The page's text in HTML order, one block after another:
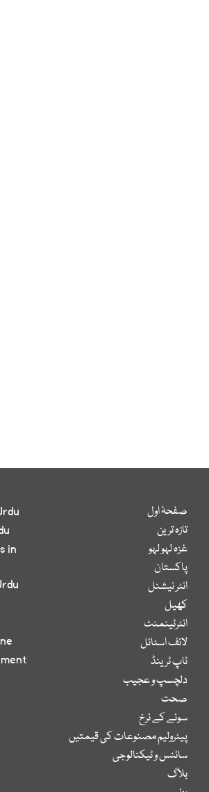
صفحۂ اول
تازہ ترین
غزہ لہو لہو
پاکستان
انٹر نیشنل
کھیل
انٹرٹینمنٹ
لائف اسٹائل
ٹاپ ٹرینڈ
دلچسپ و عجیب
صحت
سونے کے نرخ
پیٹرولیم مصنوعات کی قیمتیں
سائنس و ٹیکنالوجی
بلاگ
in